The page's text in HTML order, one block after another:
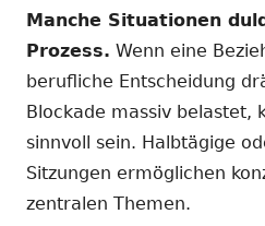
Manche Situationen
Prozess. Wenn eine
berufliche Entscheidung
Blockade massiv belastet,
sinnvoll sein. Halbtägige
Sitzungen ermöglichen
zentralen Themen.